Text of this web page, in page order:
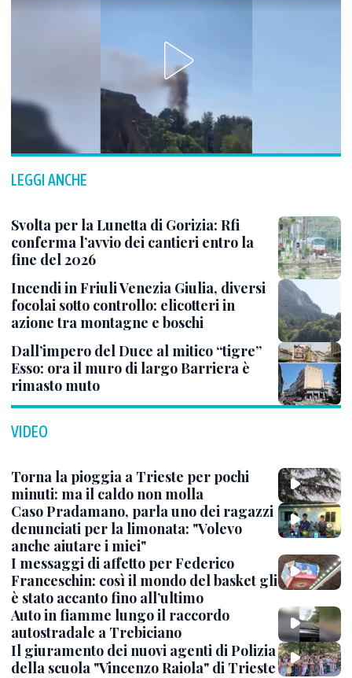
LEGGI ANCHE
Svolta per la Lunetta di Gorizia: Rfi
conferma l’avvio dei cantieri entro la
fine del 2026
Incendi in Friuli Venezia Giulia, diversi
focolai sotto controllo: elicotteri in
azione tra montagne e boschi
Dall’impero del Duce al mitico “tigre”
Esso: ora il muro di largo Barriera è
rimasto muto
VIDEO
Torna la pioggia a Trieste per pochi
minuti: ma il caldo non molla
Caso Pradamano, parla uno dei ragazzi
denunciati per la limonata: "Volevo
anche aiutare i miei"
I messaggi di affetto per Federico
Franceschin: così il mondo del basket gli
è stato accanto fino all’ultimo
Auto in fiamme lungo il raccordo
autostradale a Trebiciano
Il giuramento dei nuovi agenti di Polizia
della scuola "Vincenzo Raiola" di Trieste